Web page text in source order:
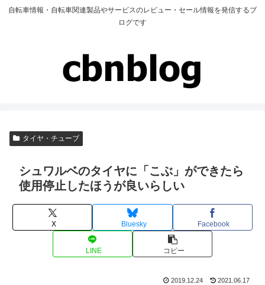
自転車情報・自転車関連製品やサービスのレビュー・セール情報を発信するブ
ログです
タイヤ・チューブ
シュワルベのタイヤに「こぶ」ができたら
使用停止したほうが良いらしい
X Bluesky Facebook
LINE コピー
2019.12.24 2021.06.17